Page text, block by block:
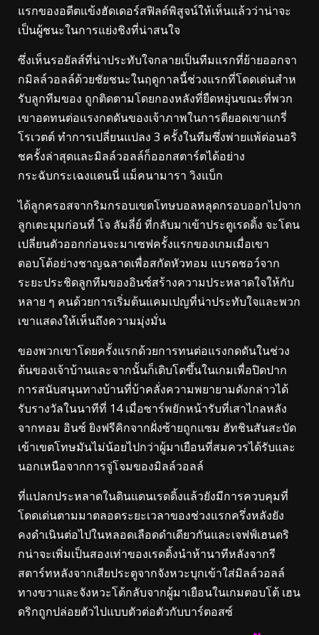
แรกของอดีตแข้งฮัดเดอร์สฟิลด์พิสูจน์ให้เห็นแล้วว่าน่าจะ
เป็นผู้ชนะในการแย่งชิงที่น่าสนใจ
ซึ่งเห็นรอยัลส์ที่น่าประทับใจกลายเป็นทีมแรกที่ย้ายออกจา
กมิลล์วอลล์ด้วยชัยชนะในฤดูกาลนี้ช่วงแรกที่โดดเด่นสําห
รับลูกทีมของ ถูกติดตามโดยกองหลังที่ยืดหยุ่นขณะที่พวก
เขาอดทนต่อแรงกดดันของเจ้าภาพในการตียอดเขาแกรี่
โรเวตต์ ทําการเปลี่ยนแปลง 3 ครั้งในทีมซึ่งพ่ายแพ้ต่อนอริ
ชครั้งล่าสุดและมิลล์วอลล์ก็ออกสตาร์ตได้อย่าง
กระฉับกระเฉงแดนนี่ แม็คนามารา วิงแบ็ก
ได้ลูกครอสจากริมกรอบเขตโทษบอลหลุดกรอบออกไปจาก
ลูกเตะมุมก่อนที่ โจ ลัมลี่ย์ ที่กลับมาเข้าประตูเรดดิ้ง จะโดน
เปลี่ยนตัวออกก่อนจะมาเซฟครั้งแรกของเกมเมื่อเขา
ตอบโต้อย่างชาญฉลาดเพื่อสกัดหัวทอม แบรดชอว์จาก
ระยะประชิดลูกทีมของอินซ์สร้างความประหลาดใจให้กับ
หลาย ๆ คนด้วยการเริ่มต้นแคมเปญที่น่าประทับใจและพวก
เขาแสดงให้เห็นถึงความมุ่งมั่น
ของพวกเขาโดยครั้งแรกด้วยการทนต่อแรงกดดันในช่วง
ต้นของเจ้าบ้านและจากนั้นก็เติบโตขึ้นในเกมเพื่อปิดปาก
การสนับสนุนทางบ้านที่บ้าคลั่งความพยายามดังกล่าวได้
รับรางวัลในนาทีที่ 14 เมื่อซาร์พยักหน้ารับที่เสาไกลหลัง
จากทอม อินซ์ ยิงฟรีคิกจากฝั่งซ้ายถูกแซม ฮัทชินสันสะบัด
เข้าเขตโทษมันไม่น้อยไปกว่าผู้มาเยือนที่สมควรได้รับและ
นอกเหนือจากการจู่โจมของมิลล์วอลล์
ที่แปลกประหลาดในดินแดนเรดดิ้งแล้วยังมีการควบคุมที่
โดดเด่นตามมาตลอดระยะเวลาของช่วงแรกครึ่งหลังยัง
คงดําเนินต่อไปในหลอดเลือดดําเดียวกันและเจฟฟ์เฮนดริ
กน่าจะเพิ่มเป็นสองเท่าของเรดดิ้งนําห้านาทีหลังจากรี
สตาร์ทหลังจากเสียประตูจากจังหวะบุกเข้าใส่มิลล์วอลล์
ทางขวาและจังหวะโต้กลับจากผู้มาเยือนในเกมตอบโต้ เฮน
ดริกถูกปล่อยตัวไปแบบตัวต่อตัวกับบาร์ตอสซ์